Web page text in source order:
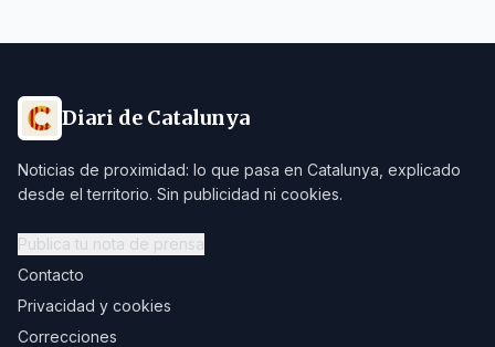
Diari de Catalunya
Noticias de proximidad: lo que pasa en Catalunya, explicado
desde el territorio. Sin publicidad ni cookies.
Publica tu nota de prensa
Contacto
Privacidad y cookies
Correcciones